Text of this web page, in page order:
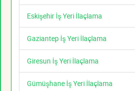
Eskişehir İş Yeri İlaçlama
Gaziantep İş Yeri İlaçlama
Giresun İş Yeri İlaçlama
Gümüşhane İş Yeri İlaçlama